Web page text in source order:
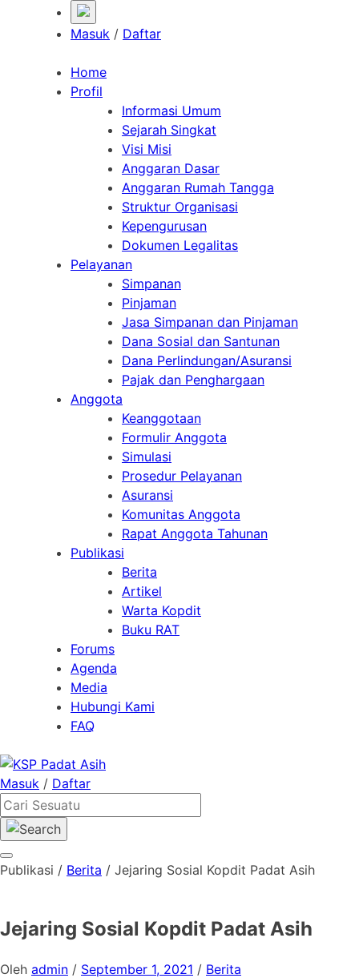
Masuk / Daftar
Home
Profil
Informasi Umum
Sejarah Singkat
Visi Misi
Anggaran Dasar
Anggaran Rumah Tangga
Struktur Organisasi
Kepengurusan
Dokumen Legalitas
Pelayanan
Simpanan
Pinjaman
Jasa Simpanan dan Pinjaman
Dana Sosial dan Santunan
Dana Perlindungan/Asuransi
Pajak dan Penghargaan
Anggota
Keanggotaan
Formulir Anggota
Simulasi
Prosedur Pelayanan
Asuransi
Komunitas Anggota
Rapat Anggota Tahunan
Publikasi
Berita
Artikel
Warta Kopdit
Buku RAT
Forums
Agenda
Media
Hubungi Kami
FAQ
Skip
to
content
Masuk / Daftar
Publikasi / Berita / Jejaring Sosial Kopdit Padat Asih
Jejaring Sosial Kopdit Padat Asih
Oleh admin / September 1, 2021 / Berita